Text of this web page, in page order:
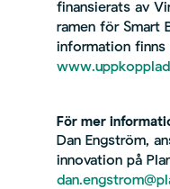
finansierats av
ramen för Smart
information finns
För mer
Dan Engström,
innovation på